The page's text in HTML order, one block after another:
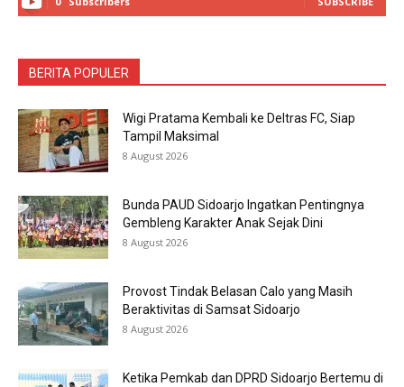
BERITA POPULER
Wigi Pratama Kembali ke Deltras FC, Siap
Tampil Maksimal
8 August 2026
Bunda PAUD Sidoarjo Ingatkan Pentingnya
Gembleng Karakter Anak Sejak Dini
8 August 2026
Provost Tindak Belasan Calo yang Masih
Beraktivitas di Samsat Sidoarjo
8 August 2026
Ketika Pemkab dan DPRD Sidoarjo Bertemu di